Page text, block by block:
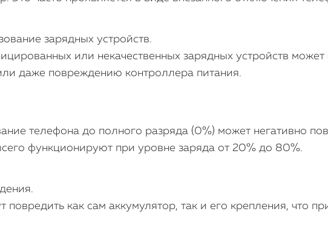
зарядных устройств.
или некачественных зарядных устройств может
даже повреждению контроллера питания.
телефона до полного разряда (0%) может негативно
функционируют при уровне заряда от 20% до 80%.
повредить как сам аккумулятор, так и его крепления, что